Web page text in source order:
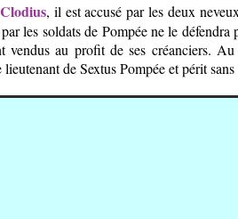
Clodius, il est accusé par les deux
les soldats de Pompée ne le
vendus au profit de ses créanciers.
lieutenant de Sextus Pompée et périt